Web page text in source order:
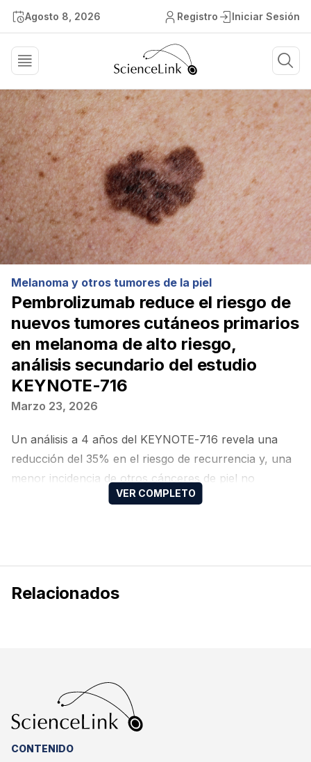
Agosto 8, 2026 Registro Iniciar Sesión
Melanoma y otros tumores de la piel
Pembrolizumab reduce el riesgo de
nuevos tumores cutáneos primarios
en melanoma de alto riesgo,
análisis secundario del estudio
KEYNOTE-716
Marzo 23, 2026
Un análisis a 4 años del KEYNOTE-716 revela una
reducción del 35% en el riesgo de recurrencia y, una
menor incidencia de otros cánceres de piel no
Relacionados
CONTENIDO